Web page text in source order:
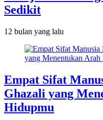
Sedikit
12 bulan yang lalu
Empat Sifat
Ghazali yang
Hidupmu